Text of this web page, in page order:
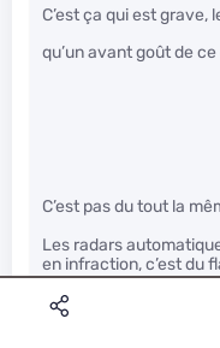
C’est ça qui est grave,
qu’un avant goût de
C’est pas du tout la
Les radars
en infraction, c’est du
(l’amende) vient une
jamais avant. Il n’y a
mais une preuve